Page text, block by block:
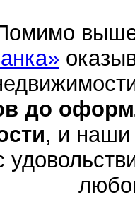
до
, и наши